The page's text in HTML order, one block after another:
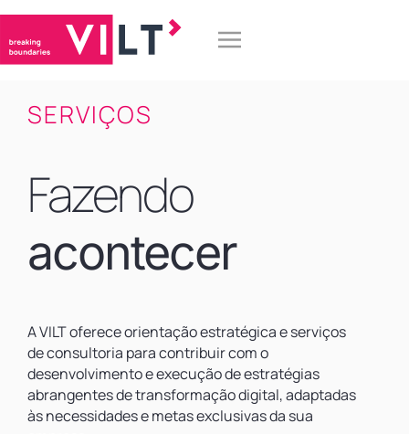
SERVIÇOS
Fazendo
acontecer
A VILT oferece orientação estratégica e serviços
de consultoria para contribuir com o
desenvolvimento e execução de estratégias
abrangentes de transformação digital, adaptadas
às necessidades e metas exclusivas da sua